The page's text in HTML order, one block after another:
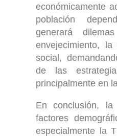
económicamente
población
generará
envejecimiento,
social,
de las
principalmente en
En conclusión,
factores
especialmente la